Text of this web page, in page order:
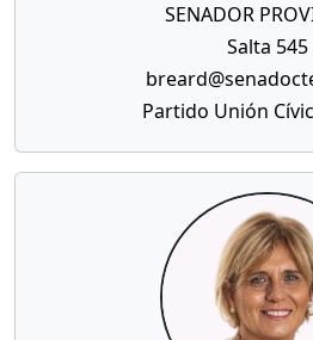
SENADOR
Salta 545
Partido Unión